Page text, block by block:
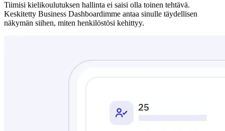
Tiimisi kielikoulutuksen hallinta ei saisi olla toinen tehtävä.
Keskitetty Business Dashboardimme antaa sinulle täydellisen
näkymän siihen, miten henkilöstösi kehittyy.